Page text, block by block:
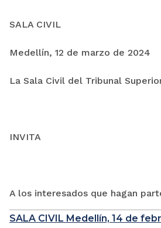
SALA CIVIL
Medellín, 12 de marzo de 2024
La Sala Civil del Tribunal
INVITA
A los interesados que hagan
SALA CIVIL Medellín, 14 de